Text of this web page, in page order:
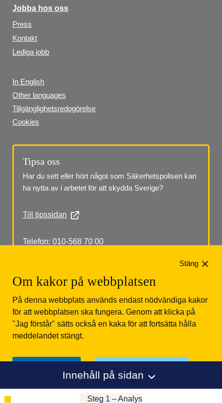
Innehåll på sidan
Steg 1 – Analys
Jobba hos oss
Press
Kontakt
Lediga jobb
In English
Other languages
Tillgänglighetsredogörelse
Cookies
Tipsa oss
Har du sett eller hört något som Säkerhetspolisen kan
ha nytta av i arbetet för att skydda Sverige?
Till tipssidan
Telefon: 010-568 70 00
Säkerhetspolisen
Tfn: 010-568 70 00
Om kakor på webbplatsen
På denna webbplats används endast nödvändiga kakor
för att webbplatsen ska fungera. Genom att klicka på
"Jag förstår" sätts också en kaka för att fortsätta hålla
meddelandet stängt.
Jag förstår Läs mer om kakor
Stäng